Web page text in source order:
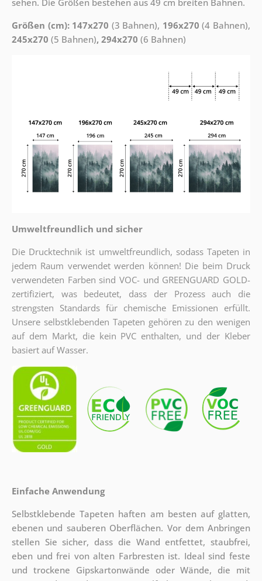
Größen (cm): 147x270 (3 Bahnen), 196x270 (4 Bahnen),
245x270 (5 Bahnen), 294x270 (6 Bahnen)
Umweltfreundlich und sicher
Die Drucktechnik ist umweltfreundlich, sodass Tapeten in
jedem Raum verwendet werden können! Die beim Druck
verwendeten Farben sind VOC- und GREENGUARD GOLD-
zertifiziert, was bedeutet, dass der Prozess auch die
strengsten Standards für chemische Emissionen erfüllt.
Unsere selbstklebenden Tapeten gehören zu den wenigen
auf dem Markt, die kein PVC enthalten, und der Kleber
basiert auf Wasser.
Einfache Anwendung
Selbstklebende Tapeten haften am besten auf glatten,
ebenen und sauberen Oberflächen. Vor dem Anbringen
stellen Sie sicher, dass die Wand entfettet, staubfrei,
eben und frei von alten Farbresten ist. Ideal sind feste
und trockene Gipskartonwände oder Wände, die mit